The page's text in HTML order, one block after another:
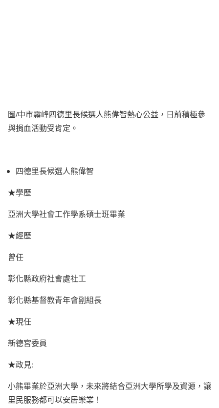
圖/中市霧峰四德里長候選人熊偉智熱心公益，日前積極參
與捐血活動受肯定。
四德里長候選人熊偉智
★學歷
亞洲大學社會工作學系碩士班畢業
★經歷
曾任
彰化縣政府社會處社工
彰化縣基督教青年會副組長
★現任
新德宮委員
★政見:
小熊畢業於亞洲大學，未來將結合亞洲大學所學及資源，讓
里民服務都可以安居樂業！